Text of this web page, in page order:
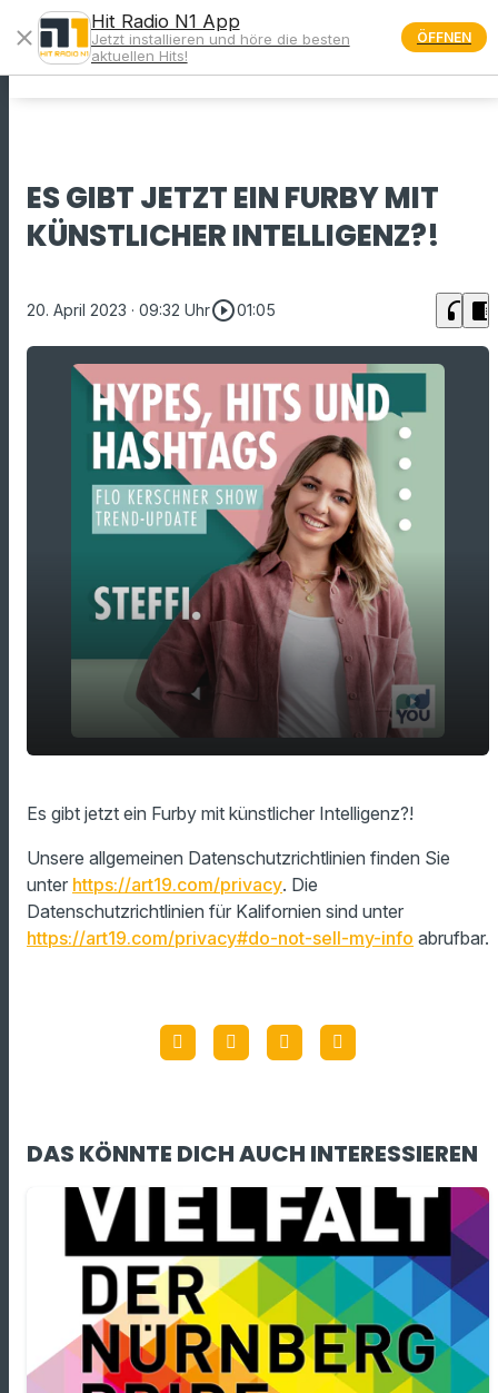
menu
ES GIBT JETZT EIN FURBY MIT
KÜNSTLICHER INTELLIGENZ?!
20. April 2023 · 09:32 Uhrplay_circle_outline01:05 headphones chrome_reader_mode
play_arrow Intelligenz?!
Es gibt jetzt ein Furby mit künstlicher Intelligenz?!
Unsere allgemeinen Datenschutzrichtlinien finden Sie
unter https://art19.com/privacy. Die
Datenschutzrichtlinien für Kalifornien sind unter
https://art19.com/privacy#do-not-sell-my-info abrufbar.
DAS KÖNNTE DICH AUCH INTERESSIEREN
close
Hit Radio N1 App
Jetzt installieren und höre die besten
aktuellen Hits!
ÖFFNEN